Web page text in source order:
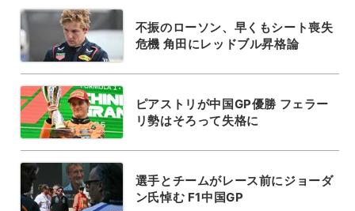
不振のローソン、早くもシート喪失
危機 角田にレッドブル昇格論
ピアストリが中国GP優勝 フェラー
リ勢はそろって失格に
選手とチームがレース前にジョーダ
ン氏悼む F1中国GP